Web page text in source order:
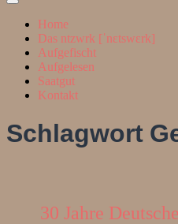
Suchfeld
ein-/ausblenden
Home
Das ntzwrk [ˈnɛtswɛrk]
Aufgefischt
Aufgelesen
Saatgut
Kontakt
Schlagwort
30 Jahre